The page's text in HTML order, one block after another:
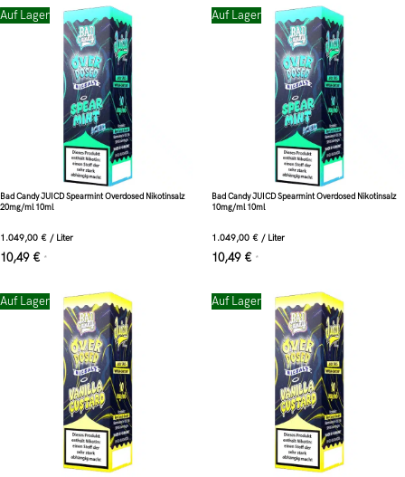
Auf Lager
Bad Candy JUICD Spearmint Overdosed Nikotinsalz
20mg/ml 10ml
1.049,00 € / Liter
10,49 € *
Auf Lager
Bad Candy JUICD Spearmint Overdosed Nikotinsalz
10mg/ml 10ml
1.049,00 € / Liter
10,49 € *
Auf Lager Auf Lager